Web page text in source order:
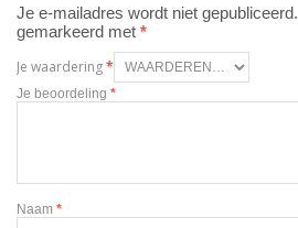
Je e-mailadres wordt niet gepubliceerd.
gemarkeerd met *
Je waardering*
Je beoordeling *
Naam *